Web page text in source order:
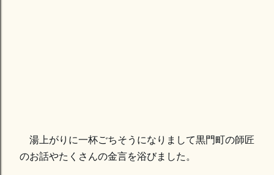
湯上がりに一杯ごちそうになりまして黒門町の師匠
のお話やたくさんの金言を浴びました。